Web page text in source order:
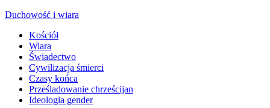
Duchowość i wiara
Kościół
Wiara
Świadectwo
Cywilizacja śmierci
Czasy końca
Prześladowanie chrześcijan
Ideologia gender